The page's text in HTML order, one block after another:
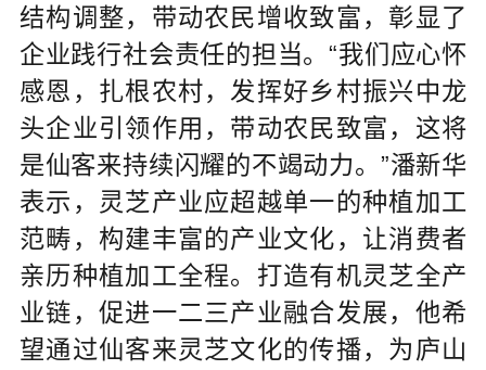
结构调整，带动农民增收致富，彰显了
企业践行社会责任的担当。“我们应心怀
感恩，扎根农村，发挥好乡村振兴中龙
头企业引领作用，带动农民致富，这将
是仙客来持续闪耀的不竭动力。”潘新华
表示，灵芝产业应超越单一的种植加工
范畴，构建丰富的产业文化，让消费者
亲历种植加工全程。打造有机灵芝全产
业链，促进一二三产业融合发展，他希
望通过仙客来灵芝文化的传播，为庐山